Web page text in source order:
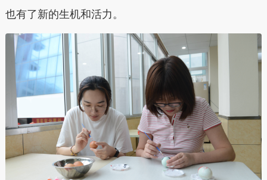
也有了新的生机和活力。